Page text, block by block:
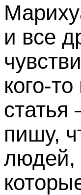
и все
кого-
статья
пишу,
людей,